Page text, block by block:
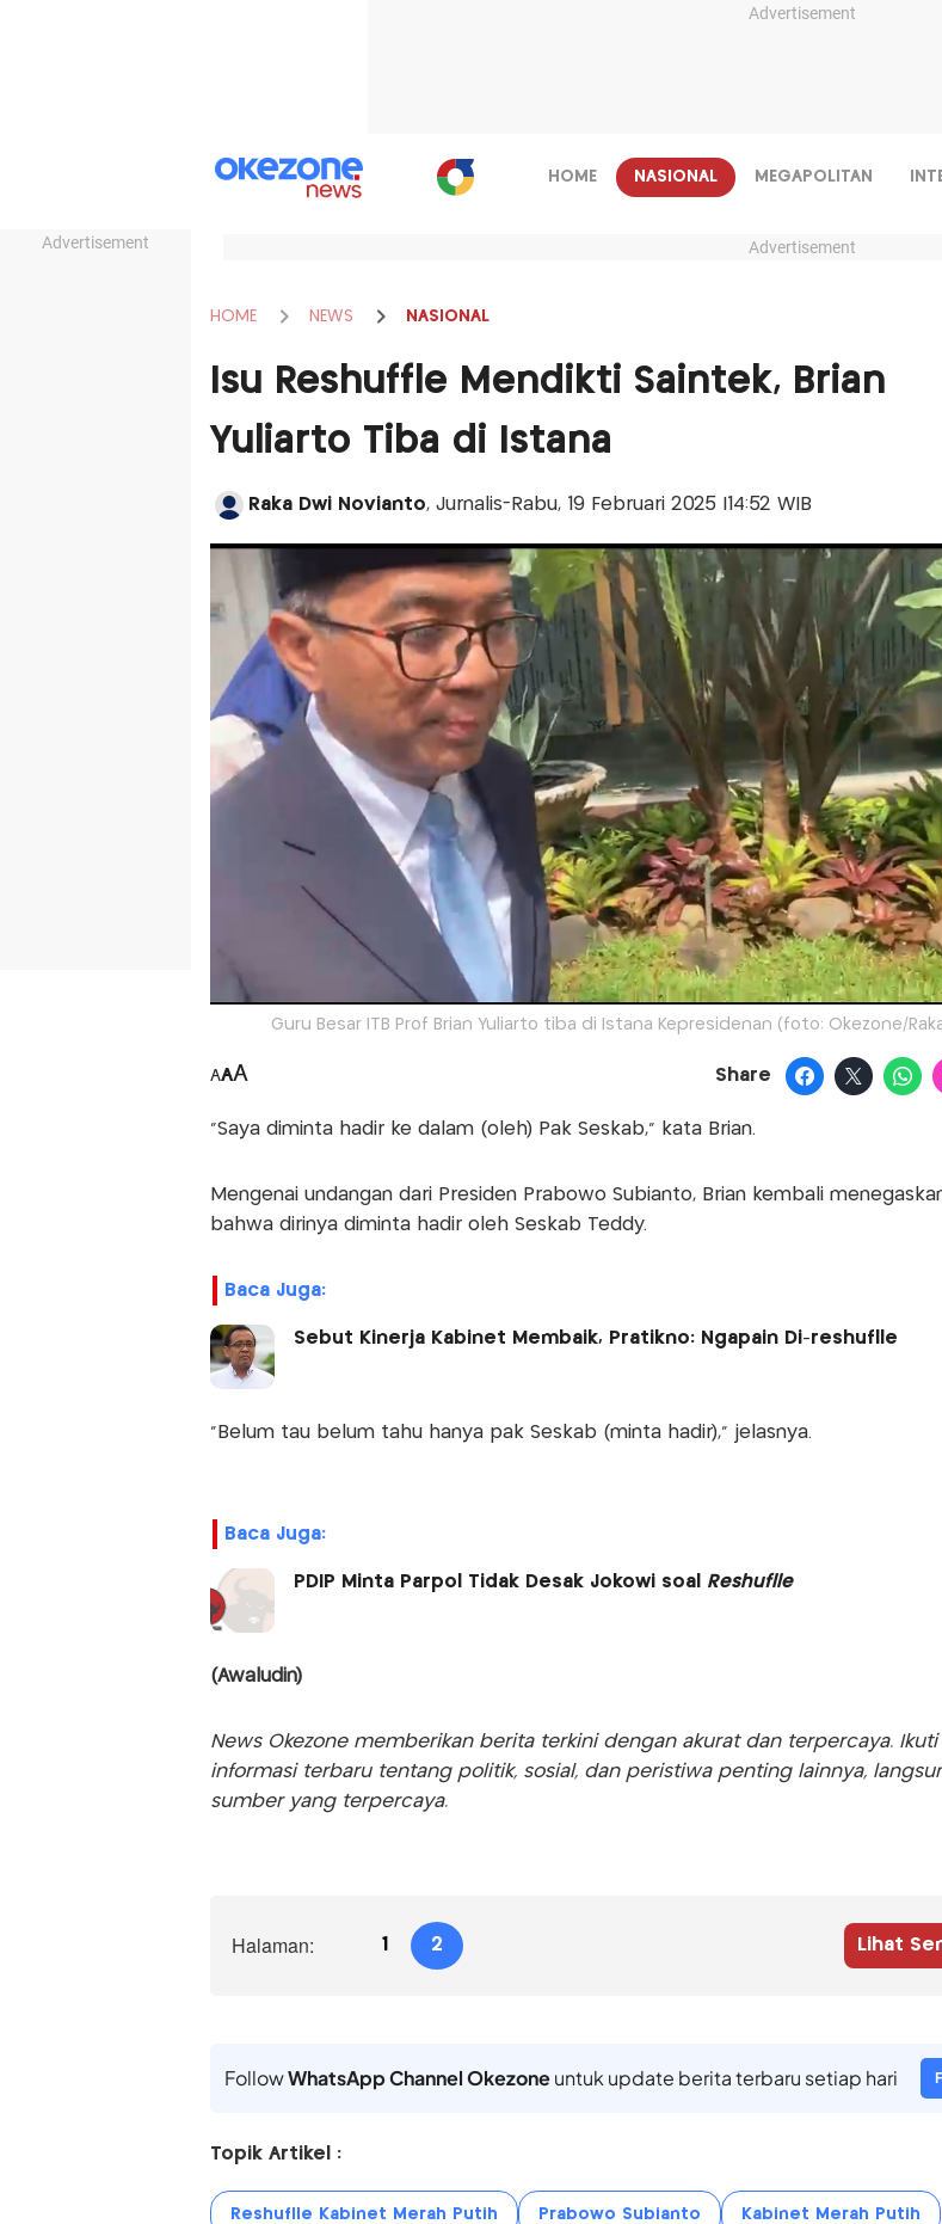
Advertisement
Advertisement
HOME NASIONAL MEGAPOLITAN
Advertisement
HOME NEWS NASIONAL
Isu Reshuffle Mendikti Saintek, Brian
Yuliarto Tiba di Istana
Raka Dwi Novianto, Jurnalis-Rabu, 19 Februari 2025 |14:52 WIB
Guru Besar ITB Prof Brian Yuliarto tiba di Istana Kepresidenan (foto: Okezone/
AAA Share
"Saya diminta hadir ke dalam (oleh) Pak Seskab," kata Brian.
Mengenai undangan dari Presiden Prabowo Subianto, Brian kembali
bahwa dirinya diminta hadir oleh Seskab Teddy.
Baca Juga:
Sebut Kinerja Kabinet Membaik, Pratikno: Ngapain Di-reshuflle
"Belum tau belum tahu hanya pak Seskab (minta hadir)," jelasnya.
Baca Juga:
PDIP Minta Parpol Tidak Desak Jokowi soal Reshuflle
(Awaludin)
News Okezone memberikan berita terkini dengan akurat dan terpercaya. Ikuti
informasi terbaru tentang politik, sosial, dan peristiwa penting lainnya,
sumber yang terpercaya.
Halaman: 1 2 Lihat
FollowWhatsApp Channel Okezoneuntuk update berita terbaru setiap hari
Topik Artikel :
Reshuflle Kabinet Merah Putih Prabowo Subianto Kabinet Merah Putih